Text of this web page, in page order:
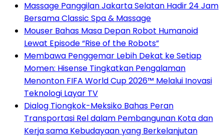
Massage Panggilan Jakarta Selatan Hadir 24 Jam
Bersama Classic Spa & Massage
Mouser Bahas Masa Depan Robot Humanoid
Lewat Episode “Rise of the Robots”
Membawa Penggemar Lebih Dekat ke Setiap
Momen: Hisense Tingkatkan Pengalaman
Menonton FIFA World Cup 2026™ Melalui Inovasi
Teknologi Layar TV
Dialog Tiongkok-Meksiko Bahas Peran
Transportasi Rel dalam Pembangunan Kota dan
Kerja sama Kebudayaan yang Berkelanjutan